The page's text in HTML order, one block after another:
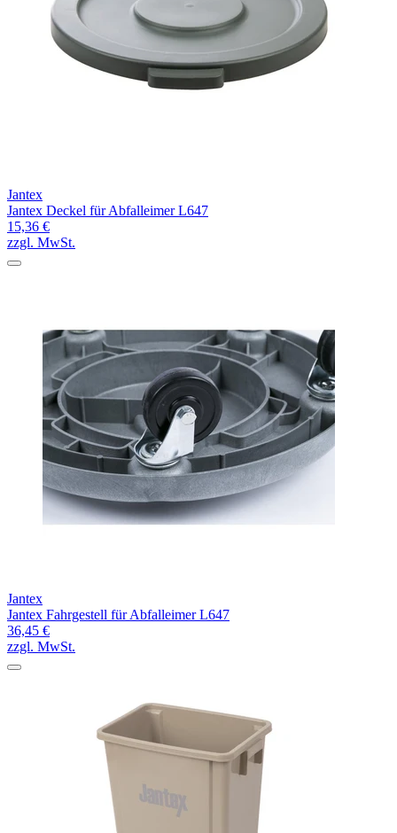
Jantex
Jantex Deckel für Abfalleimer L647
15,36 €
zzgl. MwSt.
Jantex
Jantex Fahrgestell für Abfalleimer L647
36,45 €
zzgl. MwSt.